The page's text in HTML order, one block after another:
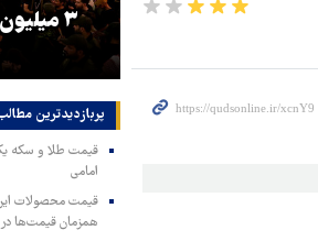
اقتدارگرایی و
۳
پربازدیدترین‌
امامی
همزمان قیمت‌ها در